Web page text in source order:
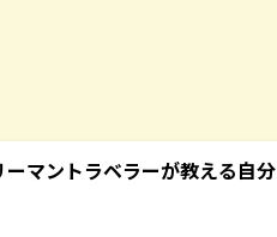
マントラベラーが教える自分